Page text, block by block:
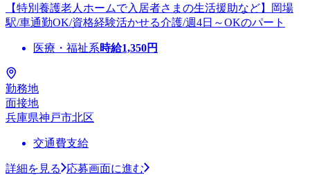
【特別養護老人ホームで入居者さまの生活援助など】岡場
駅/車通勤OK/資格経験活かせる介護/週4日～OKのパート
医療・福祉系時給1,350円
勤務地
面接地
兵庫県神戸市北区
交通費支給
詳細を見る
応募画面に進む